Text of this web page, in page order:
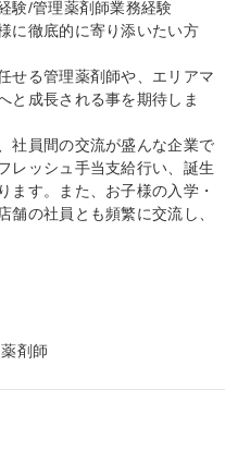
験/管理薬剤師業務経験
に徹底的に寄り添いたい方
せる管理薬剤師や、エリアマ
と成長される事を期待しま
社員間の交流が盛んな企業で
レッシュ手当支給行い、誕生
ます。また、お子様の入学・
舗の社員とも頻繁に交流し、
剤師